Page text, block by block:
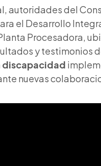
autoridades del
el Desarrollo
Procesadora,
y testimonios
discapacidad
nuevas